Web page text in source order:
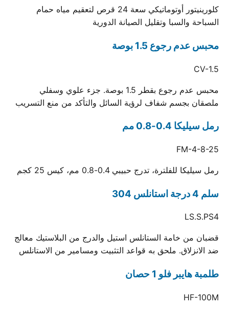
كلورينيتور أوتوماتيكي سعة 24 قرص لتعقيم مياه حمام
السباحة والسبا وتقليل الصيانة الدورية
محبس عدم رجوع 1.5 بوصة
CV-1.5
محبس عدم رجوع بقطر 1.5 بوصة. جزء علوي وسفلي
ملصقان بجسم شفاف لرؤية السائل والتأكد من منع التسريب
رمل سيليكا 0.4-0.8 مم
FM-4-8-25
رمل سيليكا للفلترة، تدرج حبيبي 0.4-0.8 مم، كيس 25 كجم
سلم 4 درجة استانلس 304
LS.S.PS4
قضبان من خامة الستانلس استيل والدرج من البلاستيك معالج
ضد الانزلاق. ملحق به قواعد التثبيت ومسامير من الاستانلس
طلمبة هايبر فلو 1 حصان
HF-100M